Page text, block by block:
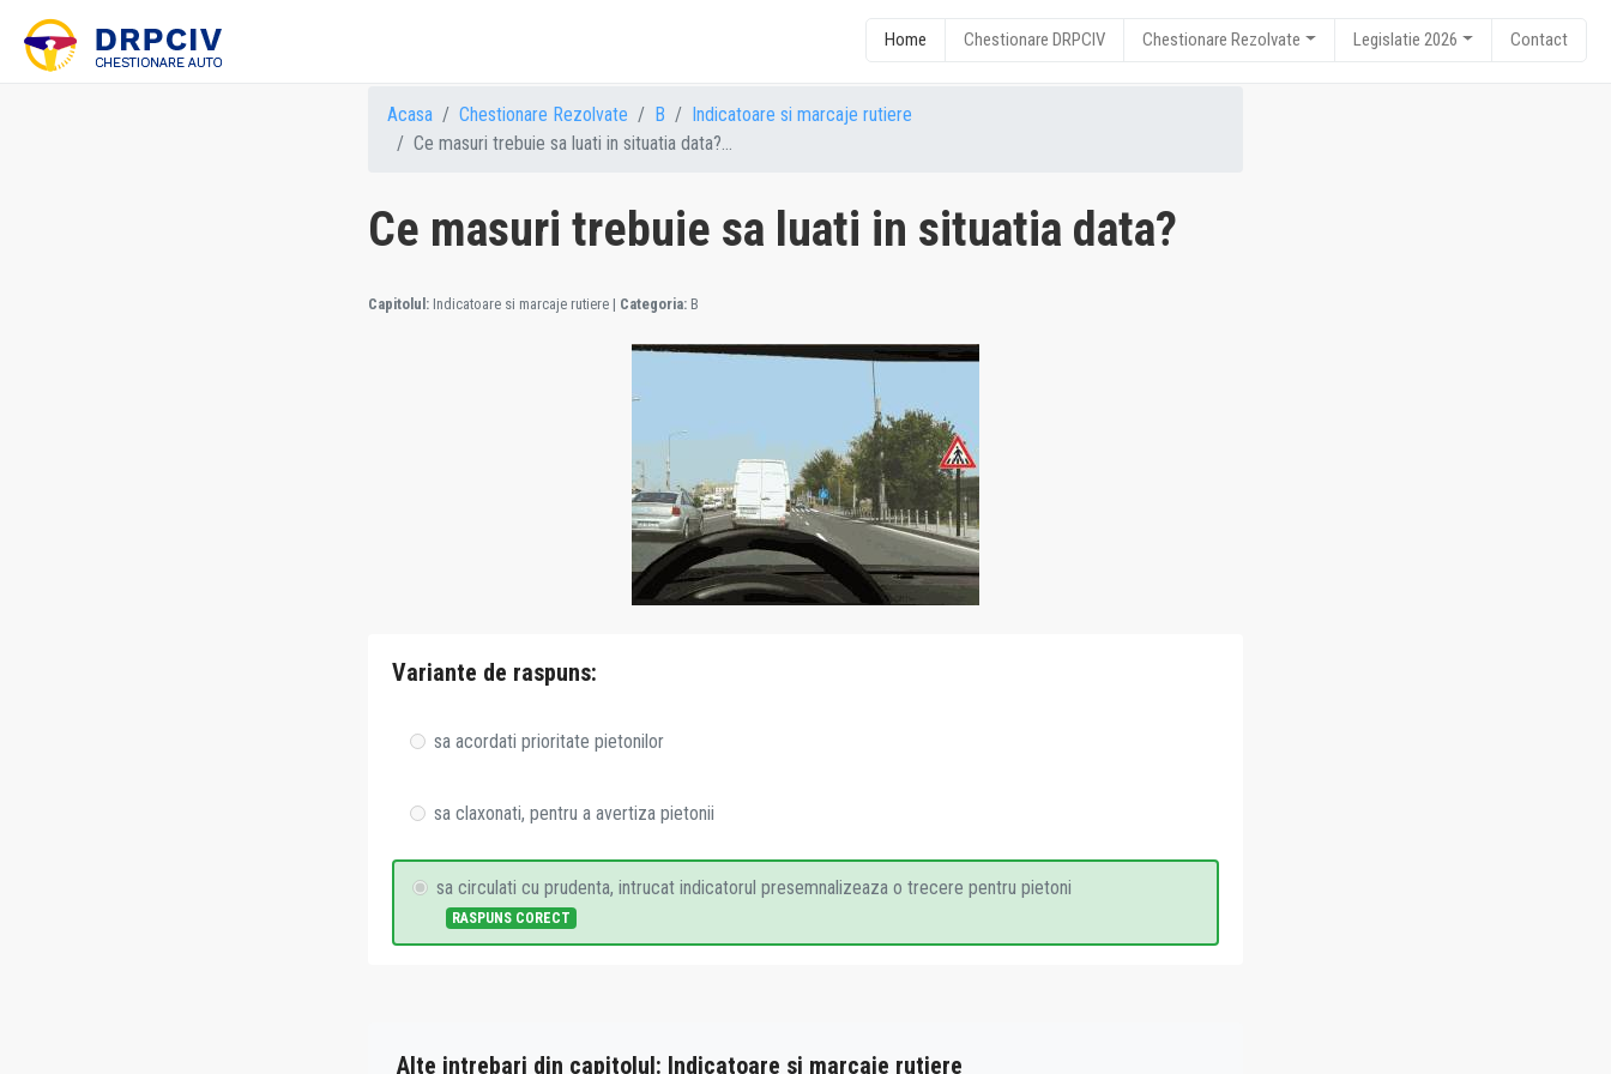
Home Chestionare DRPCIV Chestionare Rezolvate Legislatie 2026 Contact
Acasa Chestionare Rezolvate B
Indicatoare si marcaje rutiere
Ce masuri trebuie sa luati in situatia data?...
Ce masuri trebuie sa luati in situatia data?
Capitolul: Indicatoare si marcaje rutiere | Categoria: B
Variante de raspuns:
sa acordati prioritate pietonilor
sa claxonati, pentru a avertiza pietonii
sa circulati cu prudenta, intrucat indicatorul presemnalizeaza o trecere pentru pietoni
RASPUNS CORECT
Alte intrebari din capitolul: Indicatoare si marcaje rutiere